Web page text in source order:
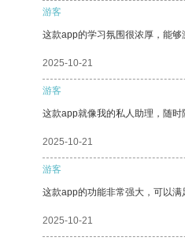
游客
这款app的学习氛围很浓厚，能够
2025-10-21
游客
这款app就像我的私人助理，随
2025-10-21
游客
这款app的功能非常强大，可以满
2025-10-21